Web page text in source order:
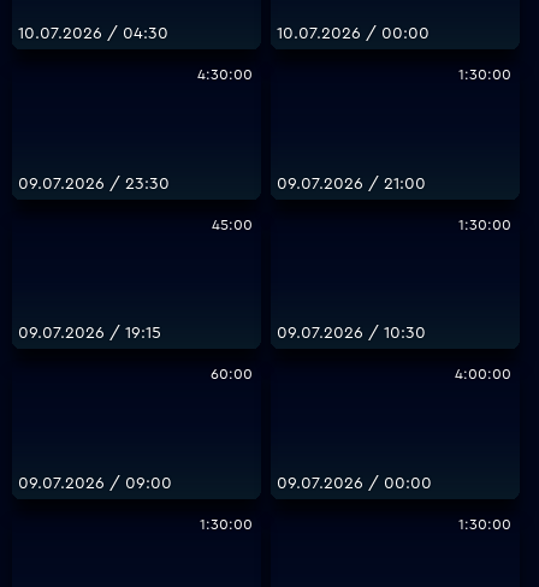
10.07.2026 / 04:30 10.07.2026 / 00:00
4:30:00
09.07.2026 / 23:30
1:30:00
09.07.2026 / 21:00
45:00
09.07.2026 / 19:15
1:30:00
09.07.2026 / 10:30
60:00
09.07.2026 / 09:00
4:00:00
09.07.2026 / 00:00
1:30:00 1:30:00